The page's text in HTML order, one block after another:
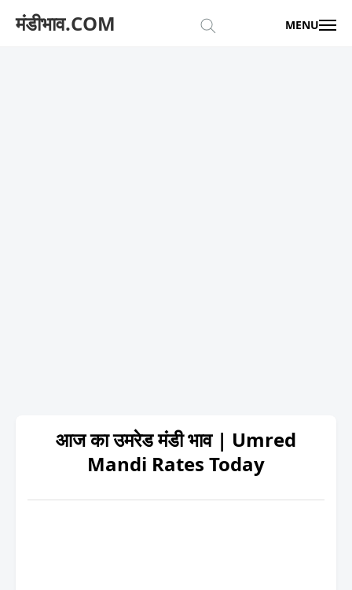
मंडीभाव.COM MENU
आज का उमरेड मंडी भाव | Umred
Mandi Rates Today